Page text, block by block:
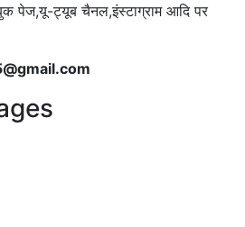
पेज,यू-ट्यूब चैनल,इंस्टाग्राम आदि पर